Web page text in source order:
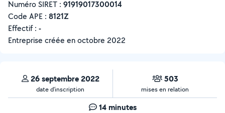
Numéro SIRET : ‍91919017300014
Code APE : 8121Z
Effectif : -
Entreprise créée enoctobre 2022
26 septembre 2022
date d’inscription
503
mises en relation
14 minutes